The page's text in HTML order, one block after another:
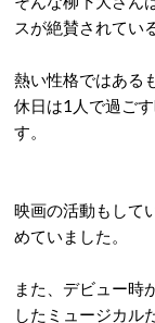
スが絶賛されてい
熱い性格ではある
休日は1人で過ご
す。
映画の活動もして
めていました。
また、デビュー時
したミュージカル